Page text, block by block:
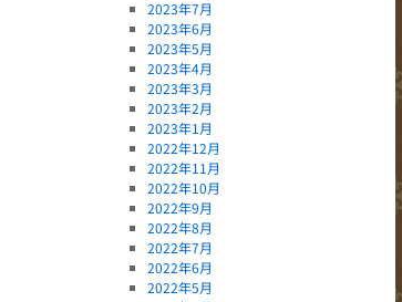
2023年7月
2023年6月
2023年5月
2023年4月
2023年3月
2023年2月
2023年1月
2022年12月
2022年11月
2022年10月
2022年9月
2022年8月
2022年7月
2022年6月
2022年5月